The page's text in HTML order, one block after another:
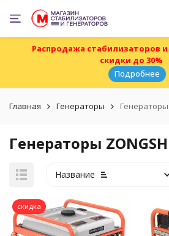
Распродажа стабилизаторов и
скидки до 30%
Подробнее
Главная Генераторы Генераторы
Генераторы
Название
скидка